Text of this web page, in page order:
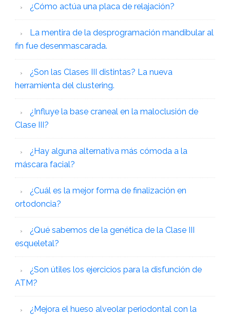
¿Cómo actúa una placa de relajación?
La mentira de la desprogramación mandibular al
fin fue desenmascarada.
¿Son las Clases III distintas? La nueva
herramienta del clustering.
¿Influye la base craneal en la maloclusión de
Clase III?
¿Hay alguna alternativa más cómoda a la
máscara facial?
¿Cuál es la mejor forma de finalización en
ortodoncia?
¿Qué sabemos de la genética de la Clase III
esqueletal?
¿Son útiles los ejercicios para la disfunción de
ATM?
¿Mejora el hueso alveolar periodontal con la